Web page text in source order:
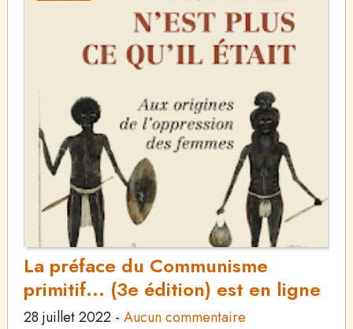
La préface du Communisme
primitif... (3e édition) est en ligne
28 juillet 2022- Aucun commentaire